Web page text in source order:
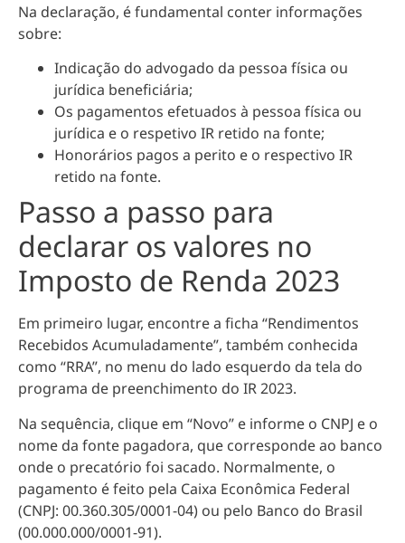
Na declaração, é fundamental conter informações
sobre:
Indicação do advogado da pessoa física ou
jurídica beneficiária;
Os pagamentos efetuados à pessoa física ou
jurídica e o respetivo IR retido na fonte;
Honorários pagos a perito e o respectivo IR
retido na fonte.
Passo a passo para
declarar os valores no
Imposto de Renda 2023
Em primeiro lugar, encontre a ficha “Rendimentos
Recebidos Acumuladamente”, também conhecida
como “RRA”, no menu do lado esquerdo da tela do
programa de preenchimento do IR 2023.
Na sequência, clique em “Novo” e informe o CNPJ e o
nome da fonte pagadora, que corresponde ao banco
onde o precatório foi sacado. Normalmente, o
pagamento é feito pela Caixa Econômica Federal
(CNPJ: 00.360.305/0001-04) ou pelo Banco do Brasil
(00.000.000/0001-91).